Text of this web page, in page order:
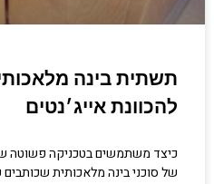
להכוונת אייג׳נטים
של סוכני בינה מלאכותית שכותבים